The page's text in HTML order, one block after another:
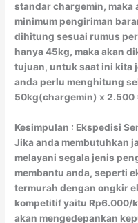
standar chargemin, maka
minimum pengiriman
dihitung sesuai rumus
hanya 45kg, maka akan
tujuan, untuk saat ini kita
anda perlu menghitung
50kg(chargemin) x 2.500
Kesimpulan : Ekspedisi
Jika anda membutuhkan
melayani segala jenis
membantu anda, seperti
termurah dengan ongkir
kompetitif yaitu Rp6.000/
akan mengedepankan